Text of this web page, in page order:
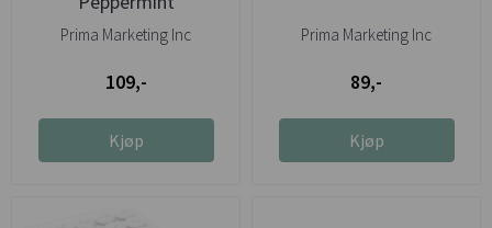
Prima Marketing Inc
109,-
Kjøp
Prima Marketing Inc
89,-
Kjøp